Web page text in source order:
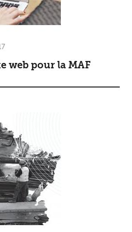
web pour la MAF